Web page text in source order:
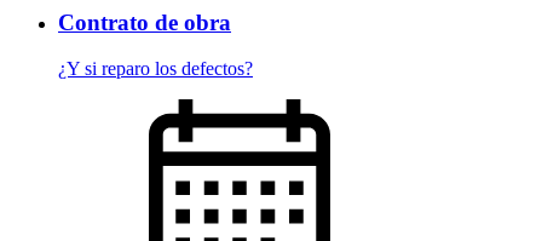
Contrato de obra
¿Y si reparo los defectos?